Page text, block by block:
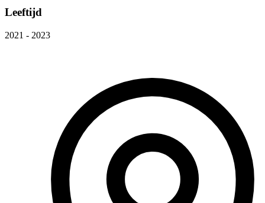
Leeftijd
2021 - 2023